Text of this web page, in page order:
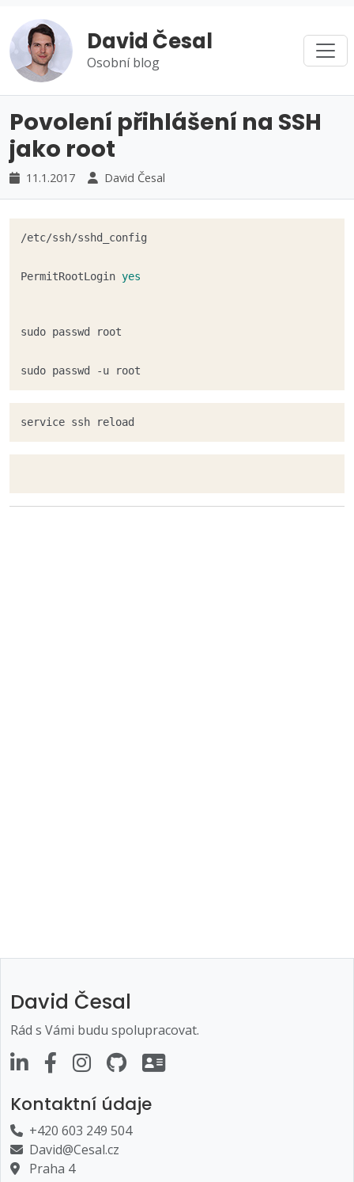
David Česal
Osobní blog
Povolení přihlášení na SSH
jako root
11.1.2017 David Česal
PermitRootLogin yes
service ssh reload
David Česal
Rád s Vámi budu spolupracovat.
Kontaktní údaje
+420 603 249 504
David@Cesal.cz
Praha 4